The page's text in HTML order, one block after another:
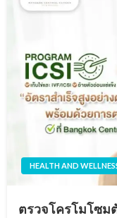
HEALTH AND
ตรวจโครโมโซม